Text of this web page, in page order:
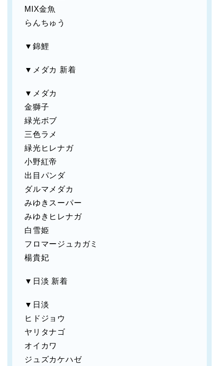
MIX金魚
らんちゅう
▼錦鯉
▼メダカ 新着
▼メダカ
金獅子
緑光ボブ
三色ラメ
緑光ヒレナガ
小野紅帝
出目パンダ
ダルマメダカ
みゆきスーパー
みゆきヒレナガ
白雪姫
フロマージュカガミ
楊貴妃
▼日淡 新着
▼日淡
ヒドジョウ
ヤリタナゴ
オイカワ
ジュズカケハゼ